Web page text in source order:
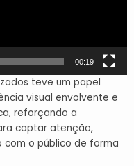
00:19
teve um papel
visual envolvente e
reforçando a
captar atenção,
com o público de forma